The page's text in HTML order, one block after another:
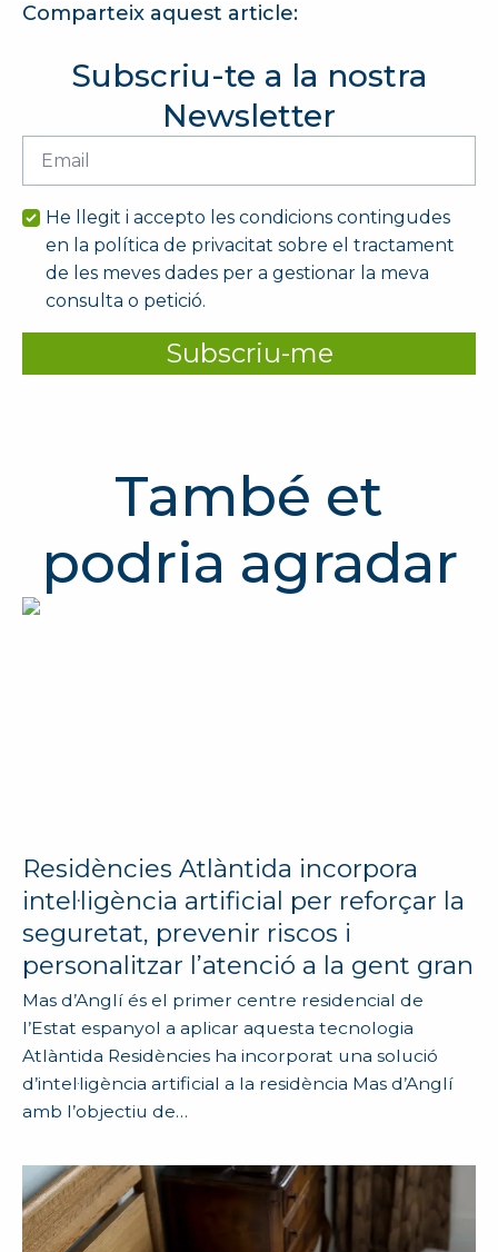
Comparteix aquest article:
Subscriu-te a la nostra
Newsletter
Email
He llegit i accepto les condicions contingudes
en la política de privacitat sobre el tractament
de les meves dades per a gestionar la meva
consulta o petició.
Subscriu-me
També et
podria agradar
Residències Atlàntida incorpora
intel·ligència artificial per reforçar la
seguretat, prevenir riscos i
personalitzar l’atenció a la gent gran
Mas d’Anglí és el primer centre residencial de
l’Estat espanyol a aplicar aquesta tecnologia
Atlàntida Residències ha incorporat una solució
d’intel·ligència artificial a la residència Mas d’Anglí
amb l’objectiu de…